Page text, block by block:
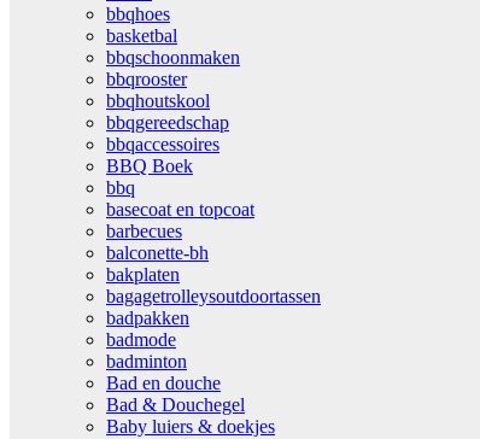
bbqhoes
basketbal
bbqschoonmaken
bbqrooster
bbqhoutskool
bbqgereedschap
bbqaccessoires
BBQ Boek
bbq
basecoat en topcoat
barbecues
balconette-bh
bakplaten
bagagetrolleysoutdoortassen
badpakken
badmode
badminton
Bad en douche
Bad & Douchegel
Baby luiers & doekjes